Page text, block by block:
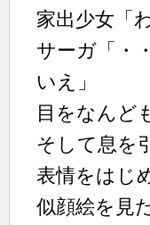
家出少女「
サーガ「・
いえ」
目をなんど
そして息を
表情をはじ
似顔絵を見